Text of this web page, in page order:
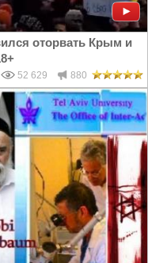
оторвать Крым и
52 629 880